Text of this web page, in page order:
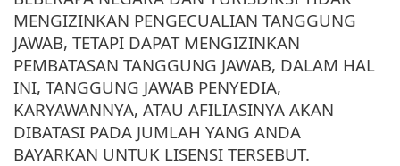
MENGIZINKAN PENGECUALIAN TANGGUNG
JAWAB, TETAPI DAPAT MENGIZINKAN
PEMBATASAN TANGGUNG JAWAB, DALAM HAL
INI, TANGGUNG JAWAB PENYEDIA,
KARYAWANNYA, ATAU AFILIASINYA AKAN
DIBATASI PADA JUMLAH YANG ANDA
BAYARKAN UNTUK LISENSI TERSEBUT.